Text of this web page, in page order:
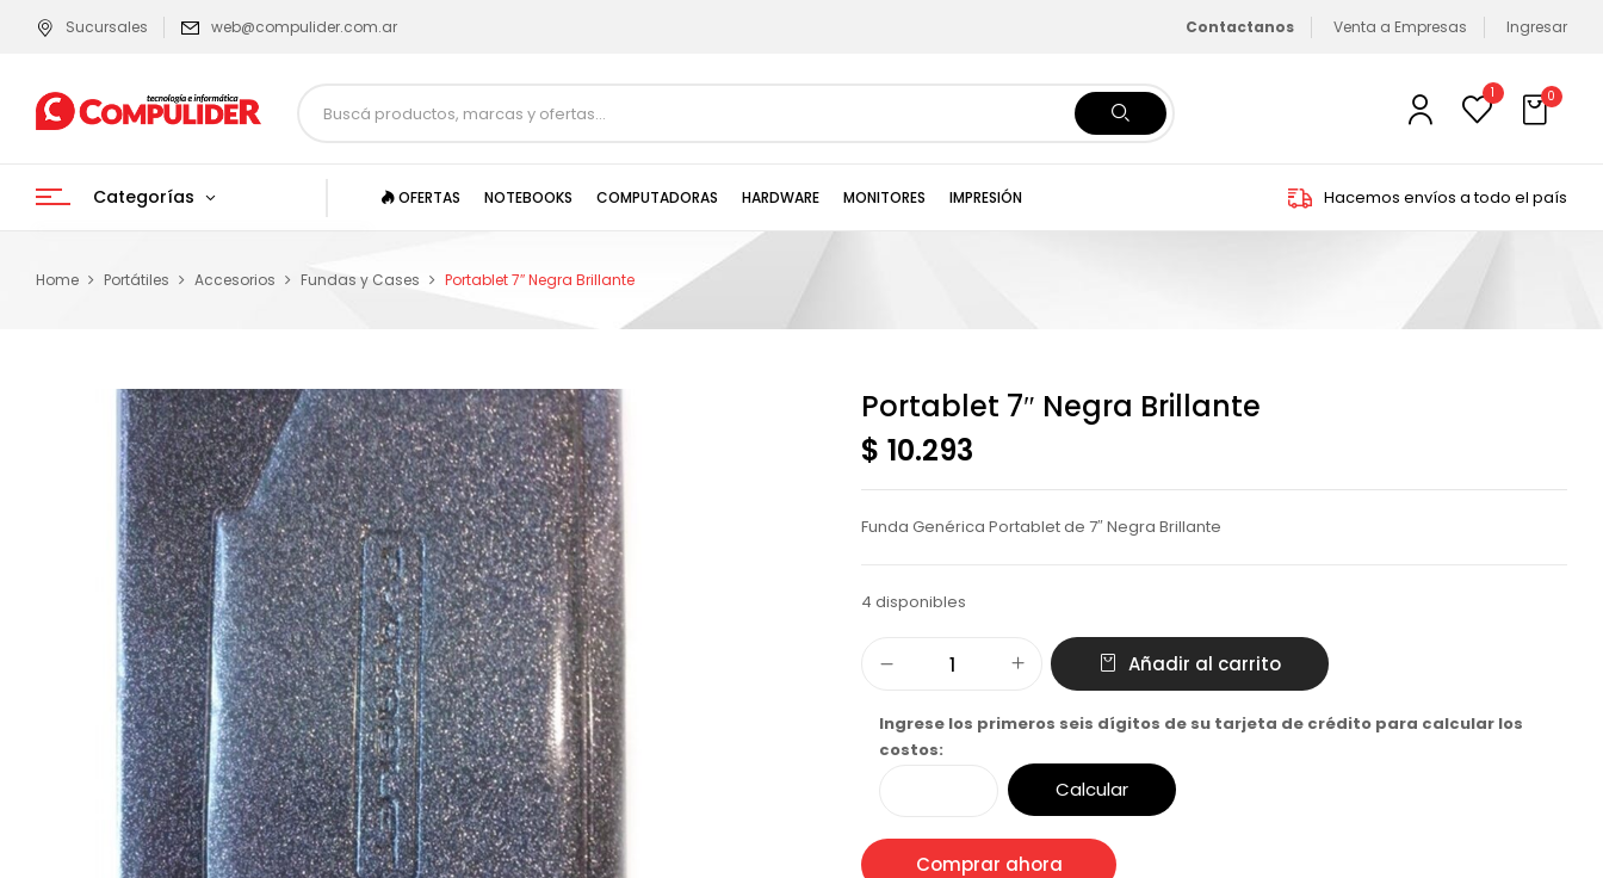
Sucursales web@compulider.com.ar Contactanos Venta a Empresas Ingresar
1 0
Categorías OFERTAS NOTEBOOKS COMPUTADORAS HARDWARE MONITORES IMPRESIÓN Hacemos envíos a todo el país
Home Portátiles Accesorios Fundas y Cases Portablet 7″ Negra Brillante
Portablet 7″ Negra Brillante
$ 10.293
Funda Genérica Portablet de 7″ Negra Brillante
4 disponibles
Añadir al carrito
Ingrese los primeros seis dígitos de su tarjeta de crédito para calcular los
costos:
Calcular
Comprar ahora